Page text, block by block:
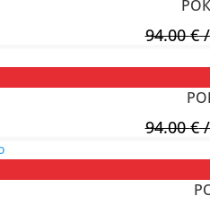
94.00€/
94.00€/